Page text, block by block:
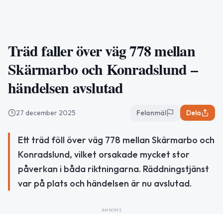
Träd faller över väg 778 mellan
Skärmarbo och Konradslund –
händelsen avslutad
27 december 2025 Felanmäl Dela
Ett träd föll över väg 778 mellan Skärmarbo och
Konradslund, vilket orsakade mycket stor
påverkan i båda riktningarna. Räddningstjänst
var på plats och händelsen är nu avslutad.
ANNONS